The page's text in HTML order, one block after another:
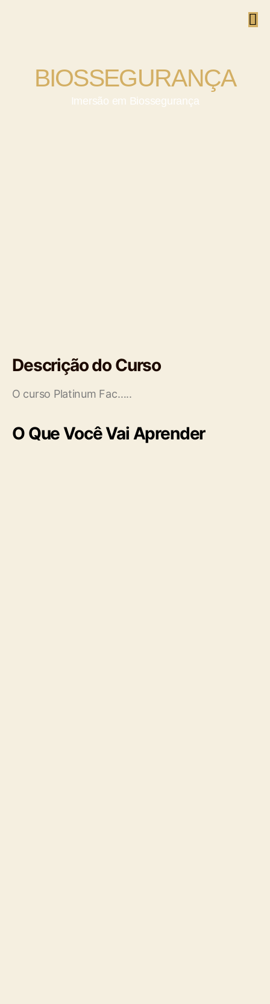
BIOSSEGURANÇA
Imersão em Biossegurança
Descrição do Curso
O curso Platinum Fac…..
O Que Você Vai Aprender